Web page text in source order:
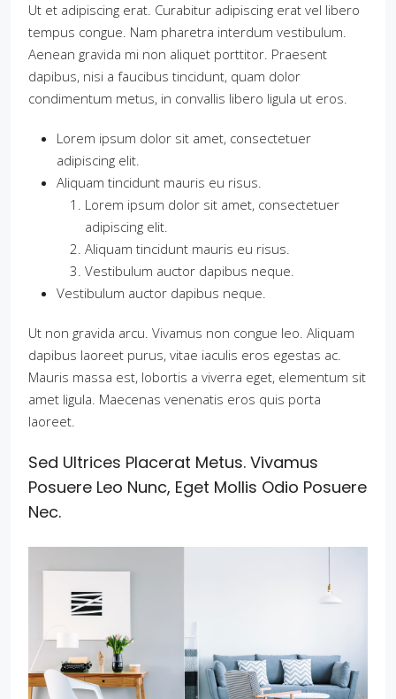
Ut et adipiscing erat. Curabitur adipiscing erat vel libero
tempus congue. Nam pharetra interdum vestibulum.
Aenean gravida mi non aliquet porttitor. Praesent
dapibus, nisi a faucibus tincidunt, quam dolor
condimentum metus, in convallis libero ligula ut eros.
Lorem ipsum dolor sit amet, consectetuer
adipiscing elit.
Aliquam tincidunt mauris eu risus.
Lorem ipsum dolor sit amet, consectetuer
adipiscing elit.
Aliquam tincidunt mauris eu risus.
Vestibulum auctor dapibus neque.
Vestibulum auctor dapibus neque.
Ut non gravida arcu. Vivamus non congue leo. Aliquam
dapibus laoreet purus, vitae iaculis eros egestas ac.
Mauris massa est, lobortis a viverra eget, elementum sit
amet ligula. Maecenas venenatis eros quis porta
laoreet.
Sed Ultrices Placerat Metus. Vivamus
Posuere Leo Nunc, Eget Mollis Odio Posuere
Nec.